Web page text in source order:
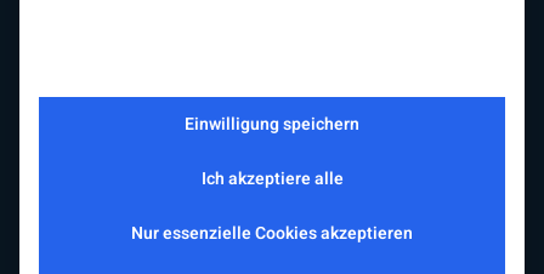
assoziierte Gesellschaften
Neurologiereport
Einwilligung speichern
Ich akzeptiere alle
Nur essenzielle Cookies akzeptieren